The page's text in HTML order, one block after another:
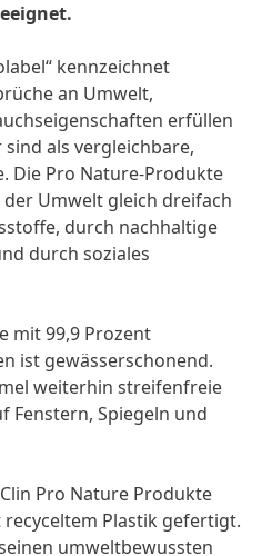
kennzeichnet
an Umwelt,
erfüllen
als vergleichbare,
Die Pro Nature-Produkte
Umwelt gleich dreifach
durch nachhaltige
durch soziales
mit 99,9 Prozent
ist gewässerschonend.
weiterhin streifenfreie
Fenstern, Spiegeln und
Pro Nature Produkte
Plastik gefertigt.
umweltbewussten